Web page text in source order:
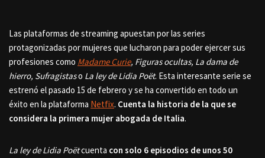
Las plataformas de streaming apuestan por las series
protagonizadas por mujeres que lucharon para poder ejercer sus
profesiones como Madame Curie, Figuras ocultas, La dama de
hierro, Sufragistaso La ley de Lidia Poët. Esta interesante serie se
estrenó el pasado 15 de febrero y se ha convertido en todo un
éxito en la plataforma Netfix. Cuenta la historia de la que se
considera la primera mujer abogada de Italia.
La ley de Lidia Poëtcuenta con solo 6 episodios de unos 50